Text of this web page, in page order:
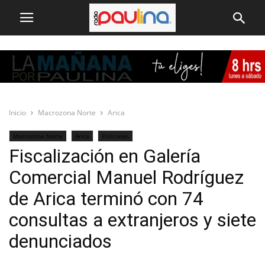
Inicio Macrozona Norte Arica
Macrozona Norte Arica Policiales
Fiscalización en Galería
Comercial Manuel Rodríguez
de Arica terminó con 74
consultas a extranjeros y siete
denunciados